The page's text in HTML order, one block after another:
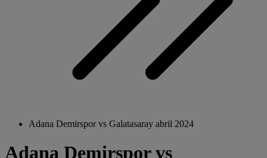
Adana Demirspor vs Galatasaray abril 2024
Adana Demirspor vs